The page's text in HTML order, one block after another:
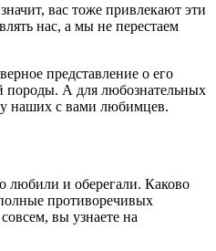
вас тоже привлекают эти
нас, а мы не перестаем
представление о его
породы. А для любознательных
наших с вами любимцев.
любили и оберегали. Каково
противоречивых
вы узнаете на